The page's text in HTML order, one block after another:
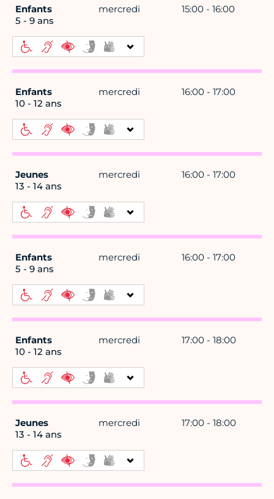
Enfants
5 - 9 ans
mercredi 15:00 - 16:00
Enfants
10 - 12 ans
mercredi 16:00 - 17:00
Jeunes
13 - 14 ans
mercredi 16:00 - 17:00
Enfants
5 - 9 ans
mercredi 16:00 - 17:00
Enfants
10 - 12 ans
mercredi 17:00 - 18:00
Jeunes
13 - 14 ans
mercredi 17:00 - 18:00